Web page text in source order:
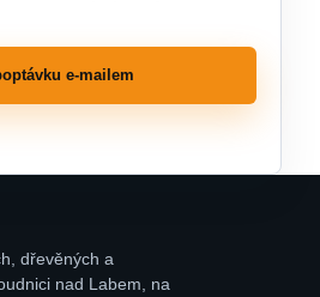
e-mailem
dřevěných a
nad Labem, na